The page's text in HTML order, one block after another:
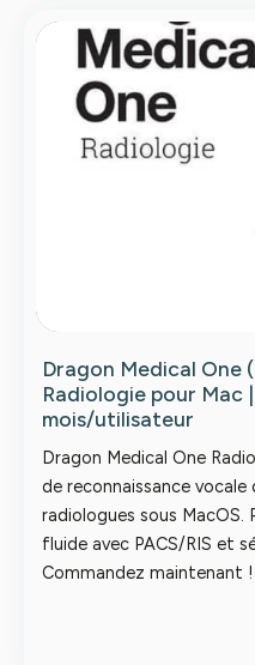
Dragon Medical One
Radiologie pour Mac
mois/utilisateur
Dragon Medical One
de reconnaissance vocale
radiologues sous MacOS.
fluide avec PACS/RIS et
Commandez maintenant !